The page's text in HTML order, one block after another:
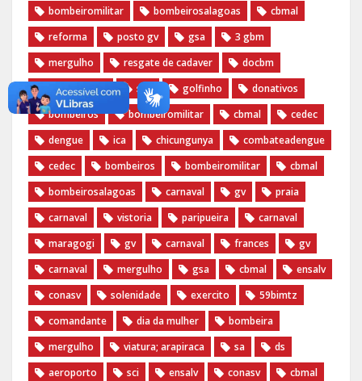
bombeiromilitar bombeirosalagoas
cbmal
reforma
posto gv gsa
3 gbm
mergulho
resgate de cadaver
docbm
documentos
stic golfinho
donativos
bombeiros
bombeiromilitar cbmal
cedec
dengue
ica chicungunya
combateadengue
cedec
bombeiros bombeiromilitar
cbmal
bombeirosalagoas
carnaval gv
praia
carnaval
vistoria paripueira
carnaval
maragogi
gv carnaval frances
gv
carnaval
mergulho gsa cbmal
ensalv
conasv
solenidade exercito
59bimtz
comandante
dia da mulher
bombeira
mergulho
viatura; arapiraca sa
ds
aeroporto
sci ensalv conasv
cbmal